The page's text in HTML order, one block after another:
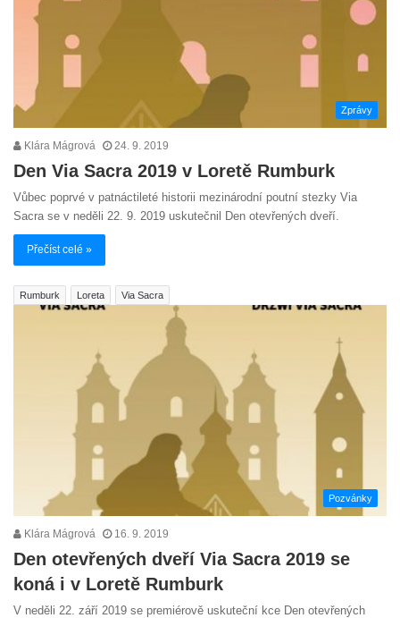
Zprávy
Klára Mágrová 24. 9. 2019
Den Via Sacra 2019 v Loretě Rumburk
Vůbec poprvé v patnáctileté historii mezinárodní poutní stezky Via
Sacra se v neděli 22. 9. 2019 uskutečnil Den otevřených dveří.
Přečíst celé »
Rumburk Loreta Via Sacra
Pozvánky
Klára Mágrová 16. 9. 2019
Den otevřených dveří Via Sacra 2019 se
koná i v Loretě Rumburk
V neděli 22. září 2019 se premiérově uskuteční kce Den otevřených